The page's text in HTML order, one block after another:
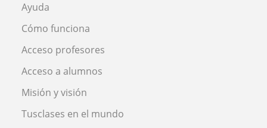
Ayuda
Cómo funciona
Acceso profesores
Acceso a alumnos
Misión y visión
Tusclases en el mundo